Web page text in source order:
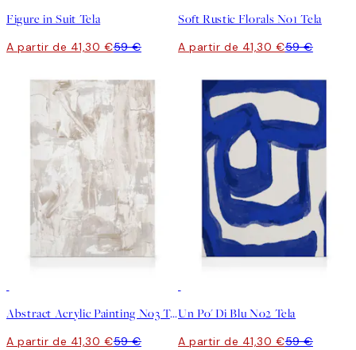
Figure in Suit Tela
A partir de 41,30 €59 €
Soft Rustic Florals No1 Tela
A partir de 41,30 €59 €
Abstract Acrylic Painting No3 Tela
A partir de 41,30 €59 €
Un Po' Di Blu No2 Tela
A partir de 41,30 €59 €